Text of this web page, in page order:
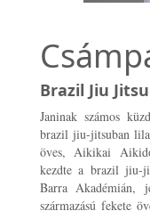
Brazil Jiu
Janinak számos
brazil jiu-jitsuban
öves, Aikikai
kezdte a brazil jiu-
Barra Akadémián,
származású fekete